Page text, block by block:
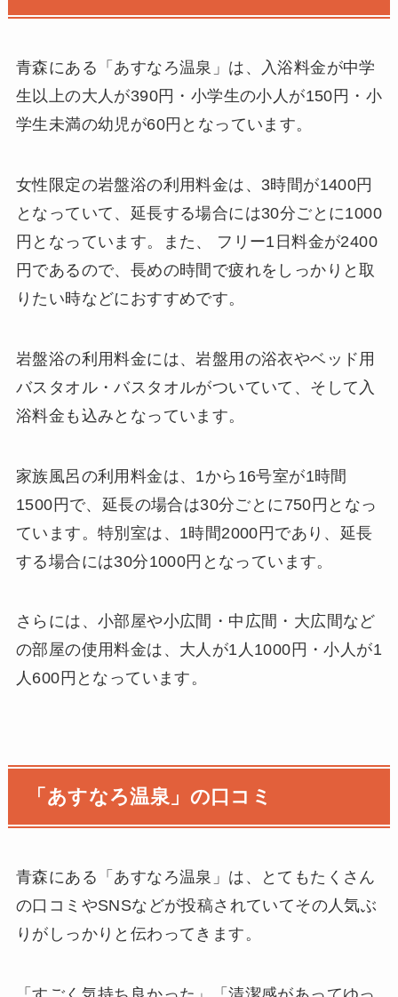
青森にある「あすなろ温泉」は、入浴料金が中学
生以上の大人が390円・小学生の小人が150円・小
学生未満の幼児が60円となっています。
女性限定の岩盤浴の利用料金は、3時間が1400円
となっていて、延長する場合には30分ごとに1000
円となっています。また、 フリー1日料金が2400
円であるので、長めの時間で疲れをしっかりと取
りたい時などにおすすめです。
岩盤浴の利用料金には、岩盤用の浴衣やベッド用
バスタオル・バスタオルがついていて、そして入
浴料金も込みとなっています。
家族風呂の利用料金は、1から16号室が1時間
1500円で、延長の場合は30分ごとに750円となっ
ています。特別室は、1時間2000円であり、延長
する場合には30分1000円となっています。
さらには、小部屋や小広間・中広間・大広間など
の部屋の使用料金は、大人が1人1000円・小人が1
人600円となっています。
「あすなろ温泉」の口コミ
青森にある「あすなろ温泉」は、とてもたくさん
の口コミやSNSなどが投稿されていてその人気ぶ
りがしっかりと伝わってきます。